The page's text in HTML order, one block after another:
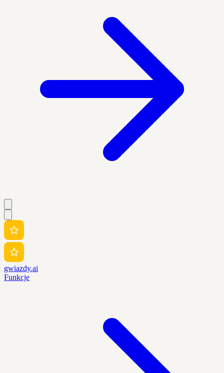
gwiazdy.ai
Funkcje